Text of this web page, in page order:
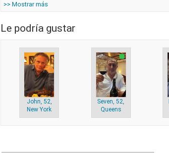
>> Mostrar más
Le podría gustar
John, 52,
New York
Seven, 52,
Queens